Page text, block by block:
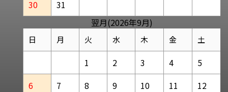
30
31
翌月(2026年9月)
日 月 火 水 木 金 土
1 2 3 4
5
6
7 8 9 10 11
12